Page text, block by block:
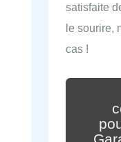
satisfaite
le sourire,
cas !